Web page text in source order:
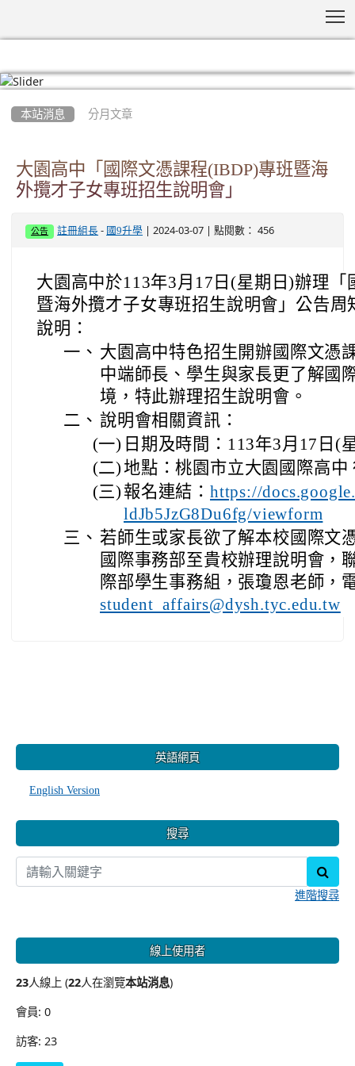
本站消息 分月文章
大園高中「國際文憑課程(IBDP)專班暨海
外攬才子女專班招生說明會」
公告 註冊組長 - 國9升學 | 2024-03-07 | 點閱數： 456
大園高中於113年3月17日(星期日)辦理
暨海外攬才子女專班招生說明會」公告周
說明：
一、 大園高中特色招生開辦國際文憑
中端師長、學生與家長更了解國
境，特此辦理招生說明會。
二、 說明會相關資訊：
(一) 日期及時間：113年3月17日(
(二)地點：桃園市立大園國際高
(三) 報名連結： https://
ldJb5JzG8Du6fg/viewform
三、 若師生或家長欲了解本校國際文
國際事務部至貴校辦理說明會，
際部學生事務組，張瓊恩老師，
student_affairs@dysh.tyc.edu.tw
英語網頁
English Version
搜尋
進階搜尋
線上使用者
23人線上 (22人在瀏覽本站消息)
會員: 0
訪客: 23